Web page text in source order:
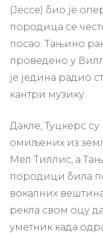
(Јессе) био је
породица се
посао. Тањино
проведено у
је једина радио
кантри музику.
Дакле, Туцкерс
омиљених из
Мел Тиллис, а
породици била
вокалних
рекла свом оцу
уметник када